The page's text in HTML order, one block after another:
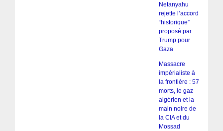
Netanyahu
rejette l’accord
“historique”
proposé par
Trump pour
Gaza
Massacre
impérialiste à
la frontière : 57
morts, le gaz
algérien et la
main noire de
la CIA et du
Mossad